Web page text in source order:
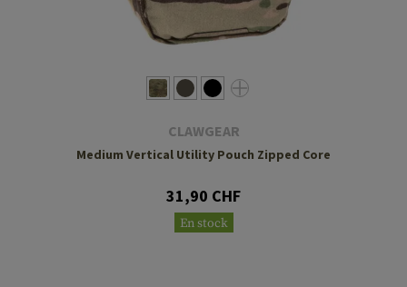
CLAWGEAR
Medium Vertical Utility Pouch Zipped Core
31,90 CHF
En stock